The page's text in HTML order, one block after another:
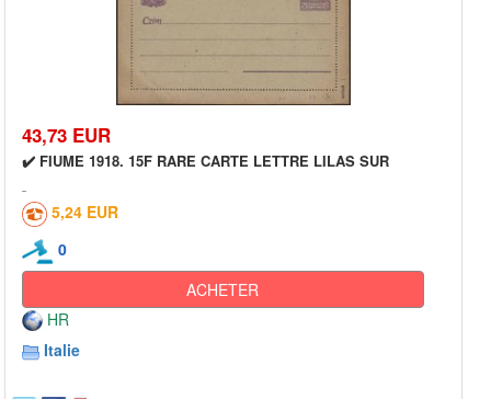
43,73 EUR
✔️ FIUME 1918. 15F RARE CARTE LETTRE LILAS SUR
5,24 EUR
0
ACHETER
HR
Italie